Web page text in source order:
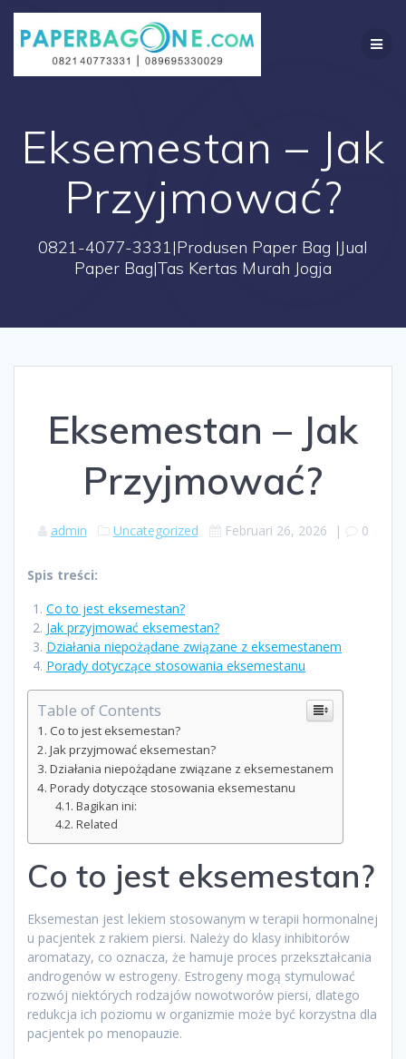
Skip
content
Eksemestan – Jak
Przyjmować?
0821-4077-3331|Produsen Paper Bag |Jual
Paper Bag|Tas Kertas Murah Jogja
Eksemestan – Jak
Przyjmować?
admin Uncategorized Februari 26, 2026 | 0
Spis treści:
Co to jest eksemestan?
Jak przyjmować eksemestan?
Działania niepożądane związane z eksemestanem
Porady dotyczące stosowania eksemestanu
Table of Contents
Co to jest eksemestan?
Jak przyjmować eksemestan?
Działania niepożądane związane z eksemestanem
Porady dotyczące stosowania eksemestanu
Bagikan ini:
Related
Co to jest eksemestan?
Eksemestan jest lekiem stosowanym w terapii hormonalnej
u pacjentek z rakiem piersi. Należy do klasy inhibitorów
aromatazy, co oznacza, że hamuje proces przekształcania
androgenów w estrogeny. Estrogeny mogą stymulować
rozwój niektórych rodzajów nowotworów piersi, dlatego
redukcja ich poziomu w organizmie może być korzystna dla
pacjentek po menopauzie.